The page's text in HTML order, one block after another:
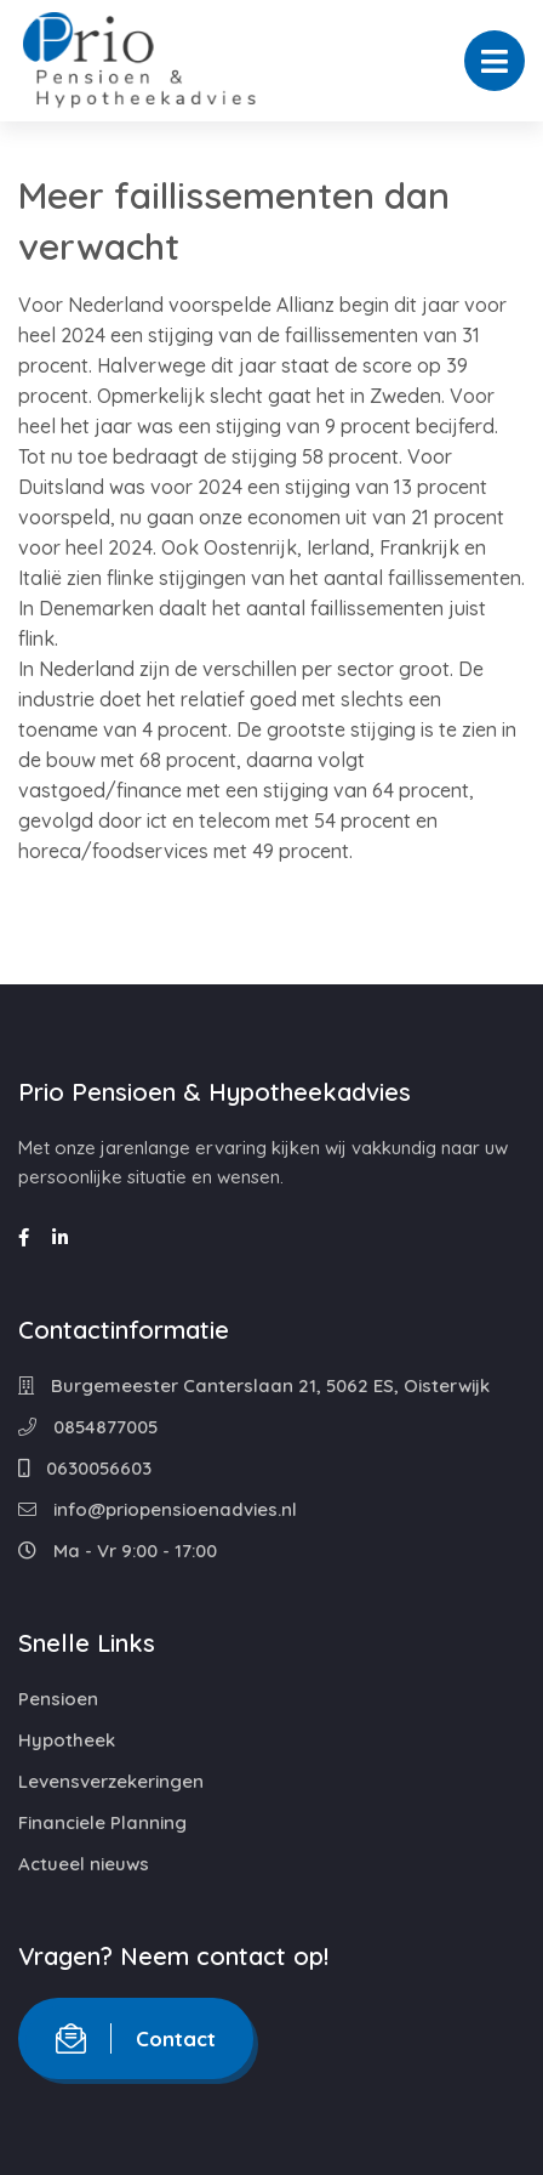
Meer faillissementen dan
verwacht
Voor Nederland voorspelde Allianz begin dit jaar voor
heel 2024 een stijging van de faillissementen van 31
procent. Halverwege dit jaar staat de score op 39
procent. Opmerkelijk slecht gaat het in Zweden. Voor
heel het jaar was een stijging van 9 procent becijferd.
Tot nu toe bedraagt de stijging 58 procent. Voor
Duitsland was voor 2024 een stijging van 13 procent
voorspeld, nu gaan onze economen uit van 21 procent
voor heel 2024. Ook Oostenrijk, Ierland, Frankrijk en
Italië zien flinke stijgingen van het aantal faillissementen.
In Denemarken daalt het aantal faillissementen juist
flink.
In Nederland zijn de verschillen per sector groot. De
industrie doet het relatief goed met slechts een
toename van 4 procent. De grootste stijging is te zien in
de bouw met 68 procent, daarna volgt
vastgoed/finance met een stijging van 64 procent,
gevolgd door ict en telecom met 54 procent en
horeca/foodservices met 49 procent.
Prio Pensioen & Hypotheekadvies
Met onze jarenlange ervaring kijken wij vakkundig naar uw
persoonlijke situatie en wensen.
Contactinformatie
Burgemeester Canterslaan 21, 5062 ES, Oisterwijk
0854877005
0630056603
info@priopensioenadvies.nl
Ma - Vr 9:00 - 17:00
Snelle Links
Pensioen
Hypotheek
Levensverzekeringen
Financiele Planning
Actueel nieuws
Vragen? Neem contact op!
Contact